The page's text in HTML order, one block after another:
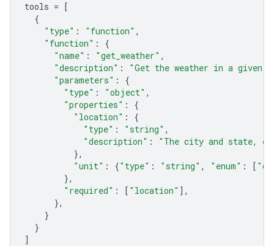
tools = [
{
"type" : "function" ,
"function" :
{
"name" : "get_weather" ,
"description" :
"Get the weather in a given
"parameters" :
{
"type" : "object" ,
"properties" :
{
"location" :
{
"type" : "string" ,
"description" :
"The city and state,
},
"unit" : {"type" : "string" , "enum" : [
},
"required" : [ "location" ],
},
}
}
]